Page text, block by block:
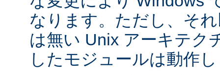
なります。ただし、そ
は無い Unix アーキテク
したモジュールは動作